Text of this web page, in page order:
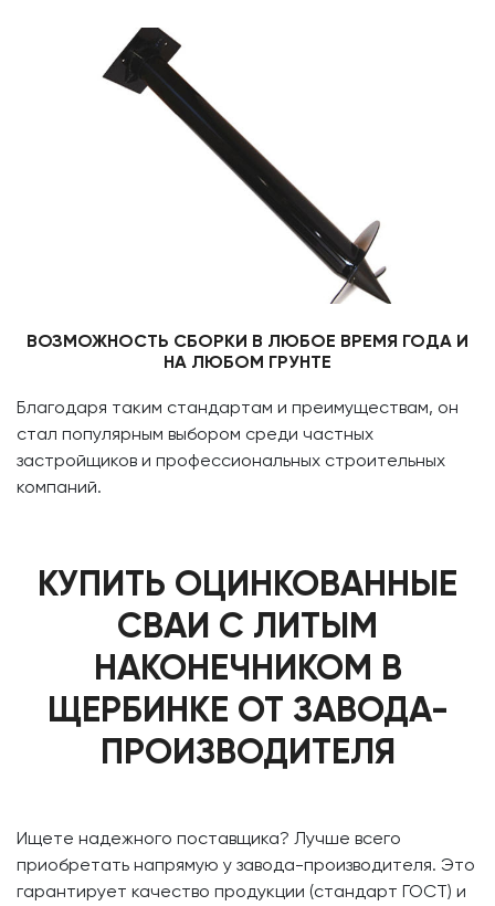
ВОЗМОЖНОСТЬ СБОРКИ В ЛЮБОЕ ВРЕМЯ ГОДА И
НА ЛЮБОМ ГРУНТЕ
Благодаря таким стандартам и преимуществам, он
стал популярным выбором среди частных
застройщиков и профессиональных строительных
компаний.
КУПИТЬ ОЦИНКОВАННЫЕ
СВАИ С ЛИТЫМ
НАКОНЕЧНИКОМ В
ЩЕРБИНКЕ ОТ ЗАВОДА-
ПРОИЗВОДИТЕЛЯ
Ищете надежного поставщика? Лучше всего
приобретать напрямую у завода-производителя. Это
гарантирует качество продукции (стандарт ГОСТ) и